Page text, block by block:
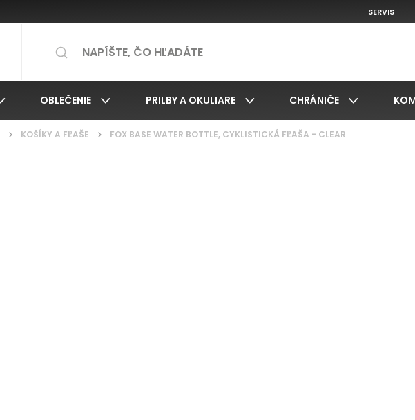
SERVIS
OBLEČENIE PRILBY A OKULIARE CHRÁNIČE
/ KOŠÍKY A FĽAŠE / FOX BASE WATER BOTTLE, CYKLISTICKÁ FĽAŠA - CLEAR